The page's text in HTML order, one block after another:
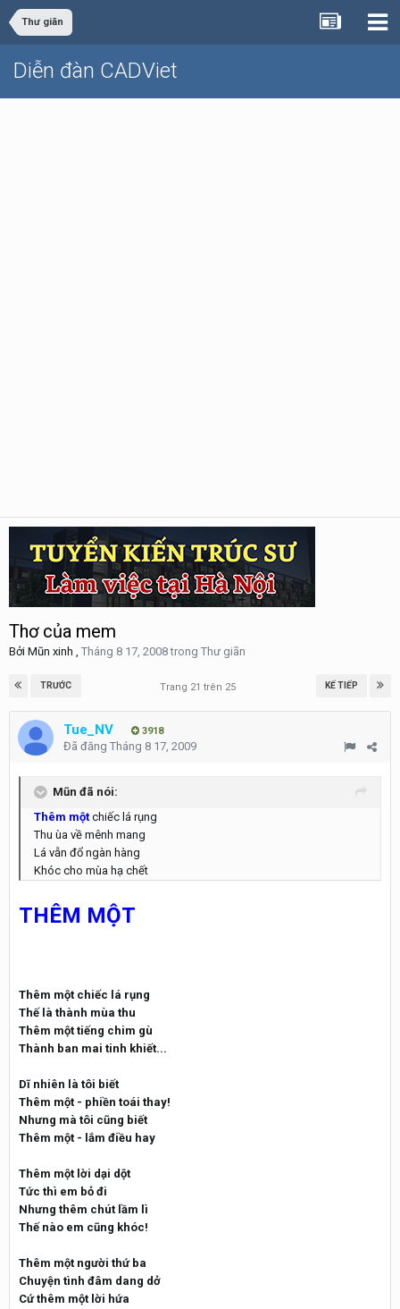
Thư giãn
Diễn đàn CADViet
Thơ của mem
Bởi Mũn xinh , Tháng 8 17, 2008trong Thư giãn
TRƯỚC KẾ TIẾP
Trang 21 trên 25
Tue_NV 3918
Đã đăng Tháng 8 17, 2009
Mũn đã nói:
Thêm một chiếc lá rụng
Thu ùa về mênh mang
Lá vẫn đổ ngàn hàng
Khóc cho mùa hạ chết
THÊM MỘT
Thêm một chiếc lá rụng
Thế là thành mùa thu
Thêm một tiếng chim gù
Thành ban mai tinh khiết...
Dĩ nhiên là tôi biết
Thêm một - phiền toái thay!
Nhưng mà tôi cũng biết
Thêm một - lắm điều hay
Thêm một lời dại dột
Tức thì em bỏ đi
Nhưng thêm chút lầm lì
Thế nào em cũng khóc!
Thêm một người thứ ba
Chuyện tình đâm dang dở
Cứ thêm một lời hứa